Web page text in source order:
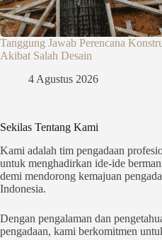
Tanggung Jawab Perencana
Akibat Salah Desain
4 Agustus 2026
Sekilas Tentang Kami
Kami adalah tim pengadaan
untuk menghadirkan ide-ide
demi mendorong kemajuan
Indonesia.
Dengan pengalaman dan
pengadaan, kami berkomitmen